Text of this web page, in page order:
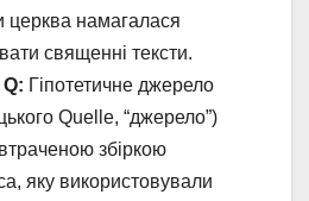
церква намагалася
священні тексти.
Гіпотетичне джерело
Quelle, “джерело”)
збіркою
яку використовували